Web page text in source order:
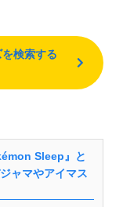
を検索する
Sleep』と
ャマやアイマス